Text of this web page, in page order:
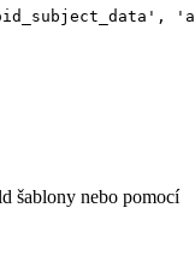
' , '
šablony nebo pomocí